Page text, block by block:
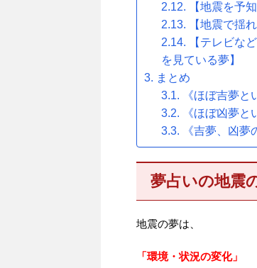
【地震を予
【地震で揺
【テレビな
を見ている夢】
まとめ
《ほぼ吉夢と
《ほぼ凶夢と
《吉夢、凶夢
夢占いの地震
地震の夢は、
「環境・状況の変化」